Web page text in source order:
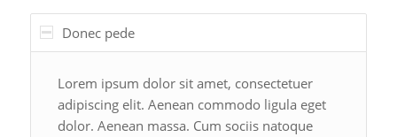
Donec pede
Lorem ipsum dolor sit amet, consectetuer
adipiscing elit. Aenean commodo ligula eget
dolor. Aenean massa. Cum sociis natoque